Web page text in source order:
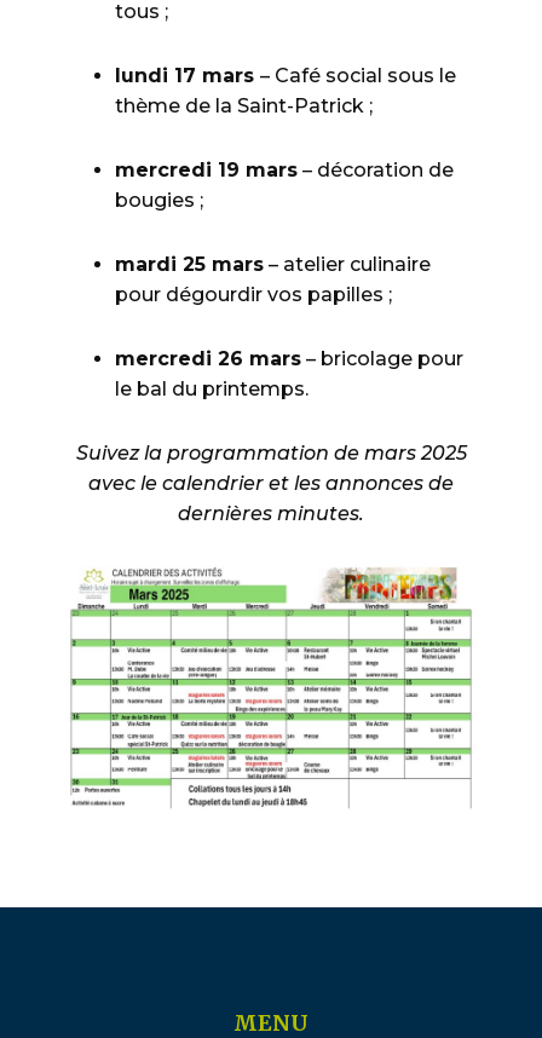
tous ;
lundi 17 mars – Café social sous le
thème de la Saint-Patrick ;
mercredi 19 mars – décoration de
bougies ;
mardi 25 mars – atelier culinaire
pour dégourdir vos papilles ;
mercredi 26 mars – bricolage pour
le bal du printemps.
Suivez la programmation de mars 2025
avec le calendrier et les annonces de
dernières minutes.
MENU